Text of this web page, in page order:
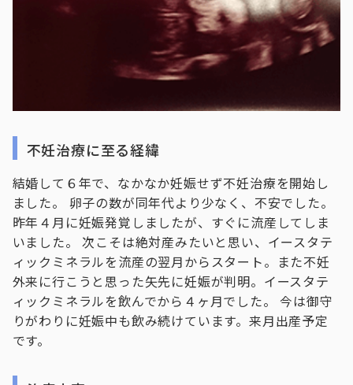
不妊治療に至る経緯
結婚して６年で、なかなか妊娠せず不妊治療を開始し
ました。 卵子の数が同年代より少なく、不安でした。
昨年４月に妊娠発覚しましたが、すぐに流産してしま
いました。 次こそは絶対産みたいと思い、イースタテ
ィックミネラルを流産の翌月からスタート。また不妊
外来に行こうと思った矢先に妊娠が判明。イースタテ
ィックミネラルを飲んでから４ヶ月でした。 今は御守
りがわりに妊娠中も飲み続けています。来月出産予定
です。